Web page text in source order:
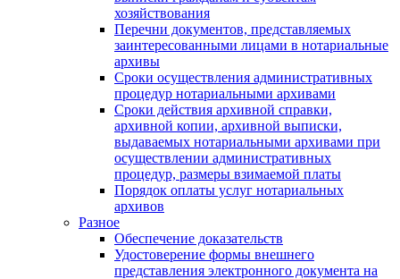
хозяйствования
Перечни документов, представляемых
заинтересованными лицами в нотариальные
архивы
Сроки осуществления административных
процедур нотариальными архивами
Сроки действия архивной справки,
архивной копии, архивной выписки,
выдаваемых нотариальными архивами при
осуществлении административных
процедур, размеры взимаемой платы
Порядок оплаты услуг нотариальных
архивов
Разное
Обеспечение доказательств
Удостоверение формы внешнего
представления электронного документа на